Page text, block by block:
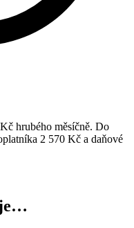
hrubého měsíčně. Do
2 570 Kč a daňové
je…